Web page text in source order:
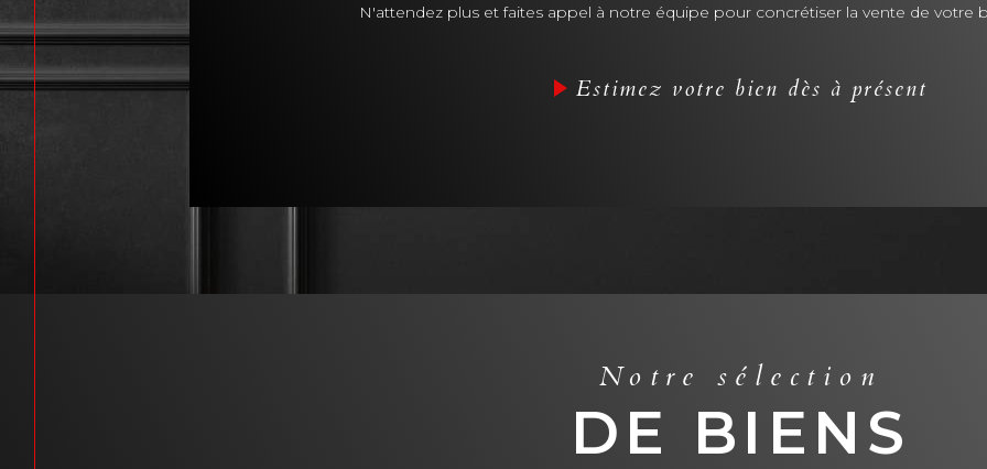
N'attendez plus et faites appel à notre équipe pour concrétiser la vente de votre
Estimez votre bien dès à présent
Notre sélection
DE BIENS